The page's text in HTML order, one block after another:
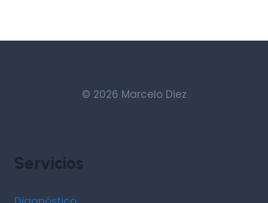
© 2026 Marcelo Diez
Servicios